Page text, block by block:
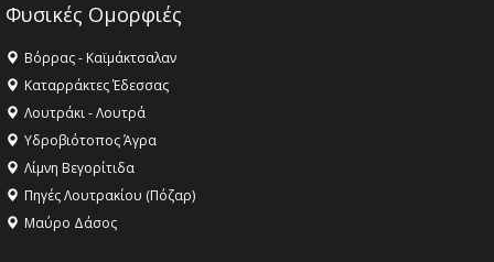
Φυσικές Ομορφιές
Βόρρας - Καϊμάκτσαλαν
Καταρράκτες Έδεσσας
Λουτράκι - Λουτρά
Υδροβιότοπος Άγρα
Λίμνη Βεγορίτιδα
Πηγές Λουτρακίου (Πόζαρ)
Μαύρο Δάσος